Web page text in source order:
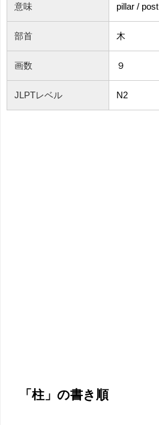
意味 pillar / post
部首 木
画数 ９
JLPTレベル N2
「柱」の書き順